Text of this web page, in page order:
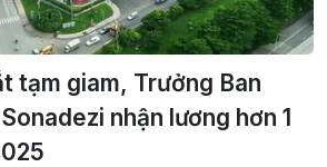
tạm giam, Trưởng Ban
nhận lương hơn 1